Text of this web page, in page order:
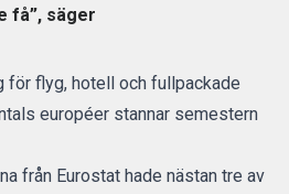
få”, säger
för flyg, hotell och fullpackade
européer stannar semestern
från Eurostat hade nästan tre av